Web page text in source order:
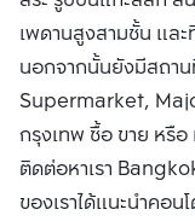
เพดานสูงสามชั้น แล
นอกจากนั้นยังมีสถาน
Supermarket,
กรุงเทพ ซื้อ ขาย หรือ
ติดต่อหาเรา
ของเราได้แนะนำคอน